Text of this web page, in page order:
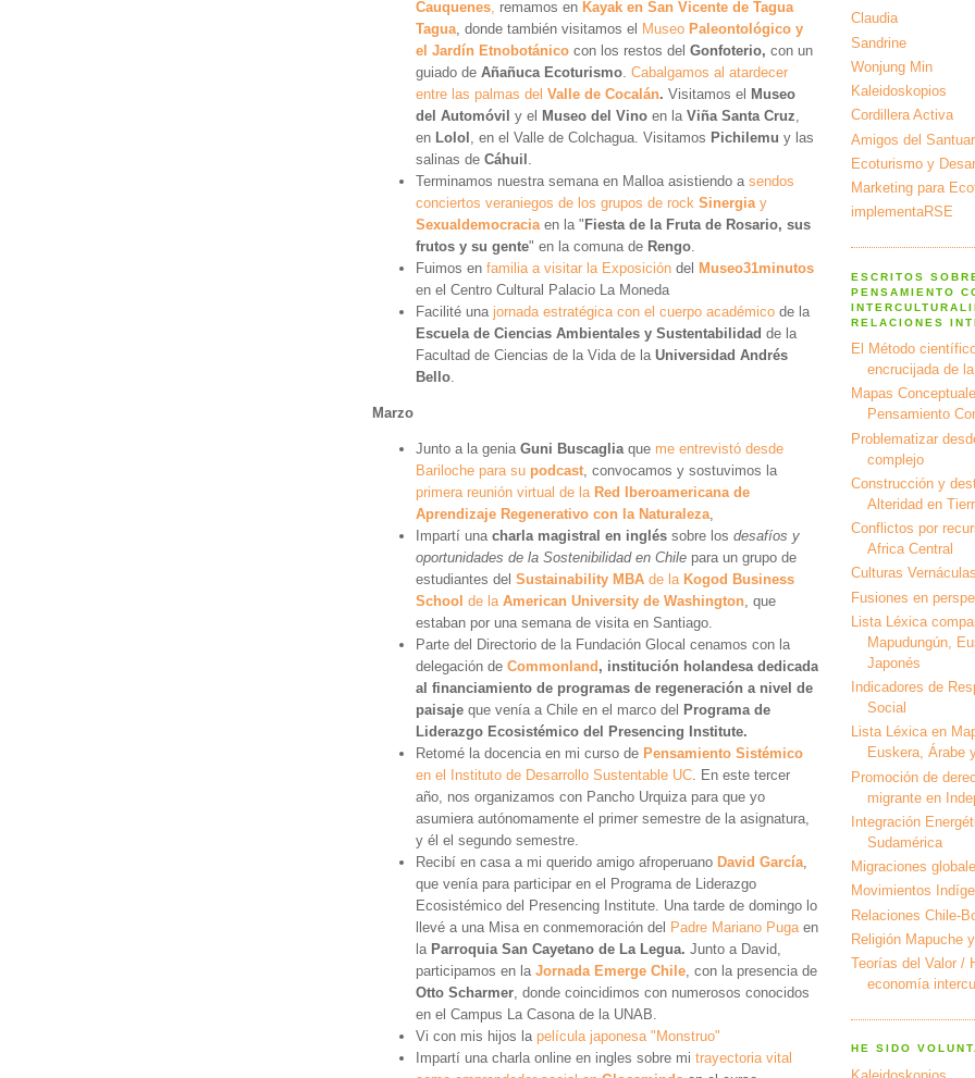
Cauquenes, remamos en Kayak en San Vicente de Tagua
Tagua, donde también visitamos el Museo Paleontológico y
el Jardín Etnobotánico con los restos del Gonfoterio, con un
guiado de Añañuca Ecoturismo. Cabalgamos al atardecer
entre las palmas del Valle de Cocalán. Visitamos el Museo
del Automóvil y el Museo del Vino en la Viña Santa Cruz,
en Lolol , en el Valle de Colchagua. Visitamos Pichilemu y las
salinas de Cáhuil .
Terminamos nuestra semana en Malloa asistiendo a sendos
conciertos veraniegos de los grupos de rock Sinergiay
Sexualdemocraciaen la " Fiesta de la Fruta de Rosario, sus
frutos y su gente" en la comuna de Rengo.
Fuimos en familia a visitar la Exposición del Museo31minutos
en el Centro Cultural Palacio La Moneda
Facilité una jornada estratégica con el cuerpo académico de la
Escuela de Ciencias Ambientales y Sustentabilidad de la
Facultad de Ciencias de la Vida de laUniversidad Andrés
Bello.
Marzo
Junto a la genia Guni Buscagliaque me entrevistó desde
Bariloche para su podcast, convocamos y sostuvimos la
primera reunión virtual de la Red Iberoamericana de
Aprendizaje Regenerativo con la Naturaleza,
Impartí una charla magistral en inglés sobre los desafíos y
oportunidades de la Sostenibilidad en Chile para un grupo de
estudiantes del Sustainability MBA de la Kogod Business
School de la American University de Washington, que
estaban por una semana de visita en Santiago.
Parte del Directorio de la Fundación Glocal cenamos con la
delegación de Commonland , institución holandesa dedicada
al financiamiento de programas de regeneración a nivel de
paisaje que venía a Chile en el marco del Programa de
Liderazgo Ecosistémico del Presencing Institute.
Retomé la docencia en mi curso de Pensamiento Sistémico
en el Instituto de Desarrollo Sustentable UC. En este tercer
año, nos organizamos con Pancho Urquiza para que yo
asumiera autónomamente el primer semestre de la asignatura,
y él el segundo semestre.
Recibí en casa a mi querido amigo afroperuano David García,
que venía para participar en el Programa de Liderazgo
Ecosistémico del Presencing Institute. Una tarde de domingo lo
llevé a una Misa en conmemoración del Padre Mariano Pugaen
la Parroquia San Cayetano de La Legua. Junto a David,
participamos en la Jornada Emerge Chile, con la presencia de
Otto Scharmer, donde coincidimos con numerosos conocidos
en el Campus La Casona de la UNAB.
Vi con mis hijos la película japonesa "Monstruo"
Impartí una charla online en ingles sobre mi trayectoria vital
Claudia
Sandrine
Wonjung Min
Kaleidoskopios
Cordillera Activa
Amigos del
Ecoturismo y
Marketing para
implementaRSE
ESCRITOS
PENSAMIENTO
RELACIONES
El Método
encrucijada de
Mapas
Pensamiento
Problematizar
complejo
Construcción y
Alteridad en
Conflictos por
Africa Central
Culturas
Fusiones en
Lista Léxica
Mapudungún,
Japonés
Indicadores de
Social
Lista Léxica en
Euskera, Árabe
Promoción de
migrante en
Integración
Sudamérica
Migraciones
Movimientos
Relaciones Chile-
Religión Mapuche
Teorías del Valor /
economía
HE SIDO